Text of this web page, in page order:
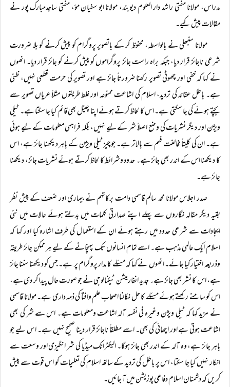
مدراس، مولانا مفتی راشد دار العلوم دیوبند، مولانا ابو سفیان مؤ، مفتی ساجدمبارک پور نے
مقالات پیش کیے۔
مولانا سنبھلی نے بالواسطہ، محفوظ کر کے باتصویر پروگرام کو پیش کرنے کو بلا ضرورت
شرعی ناجائز قرار دیا، جبکہ براہ راست جائز پروگراموں کو پیش کرنے کو جائز قرار دیا۔ انھوں
نے کہا کہ خفی اور چھوٹی تصویر رکھنا ضرورتاً جائز ہے اور تصویر کی حرمت قطعی نہیں، ظنی
ہے۔ باطل عقائد کی تردید، اسلام کی اشاعت ممنوعہ اور غلط طریقوں مثلاً عریاں تصویر سے
بچتے ہوئے کی جا سکتی ہے۔ اس کا لحاظ کرتے ہوئے اپنا چینل بھی قائم کیا جا سکتا ہے۔ ٹیلی
ویژن اور دیگر نشریات کی وضع اصلاً شر کے لیے نہیں، بلکہ فراہمی معلومات کے لیے ہوئی
ہے۔ ان کی کلیتاً مخالفت فہم سے بالاتر ہے۔ جو چیز ٹیلی ویژن کے باہر دیکھنا جائز ہے، اس
کا دیکھنا اس کے اندر بھی جائز ہے۔ حدود وشرائط کا لحاظ کرتے ہوئے نشریات جائز، دیکھنا
جائز ہے۔
صدر اجلاس مولانا محمد سالم قاسمی دامت برکاتہم نے بیماری اور ضعف کے پیش نظر
بقیہ دیگر مقالہ نگاروں سے پہلے اپنے صدارتی کلمات میں بدلتے ہوئے حالات میں نئی
ایجادات سے شرعی حدود میں رہتے ہوئے ان کے استعمال کی طرف اشارہ کیا اور کہا کہ
اسلام ایک عالمی مذہب ہے۔ اسے تمام انسانوں تک پہنچانے کے لیے ہر ممکن جائز طریقہ
وذریعہ اختیار کیا جائے۔ انھوں نے کہا کہ مسئلے کا مدار پروگرام پر ہے۔ جس کو دیکھنا سننا جائز
ہے، اس کا نشر بھی جائز ہے۔ جدید انفارمیشن ٹیکنالوجی نے جو صورت حال پیدا کر دی ہے،
اس کو سامنے رکھتے ہوئے مسئلے کا حل نکالنا اصحاب علم وافتا کی ذمہ داری ہے۔ مولانا قاسمی
نے مزید کہا کہ ٹیلی ویژن وغیرہ فی نفسہ آلہ اشاعت ومعلومات ہے۔ اس سے شر کی بھی
اشاعت ہوتی ہے اور اچھائی کی بھی۔ اسے مطلقاً ناجائز قرار دینا صحیح نہیں ہے۔ ا س لیے جو
باہر جائز ہے، وہ آلہ کے اندر بھی جائز ہوگا۔ الیکٹرانک میڈیا کی شر انگیزی اور وسعت سے
انکار نہیں کیا جا سکتا، اس پر باطل کی تردید کے ساتھ اسلام کی تعلیمات کو اس قوت سے پیش
کریں کہ دشمنان اسلام دفاعی پوزیشن میں آ جائیں۔